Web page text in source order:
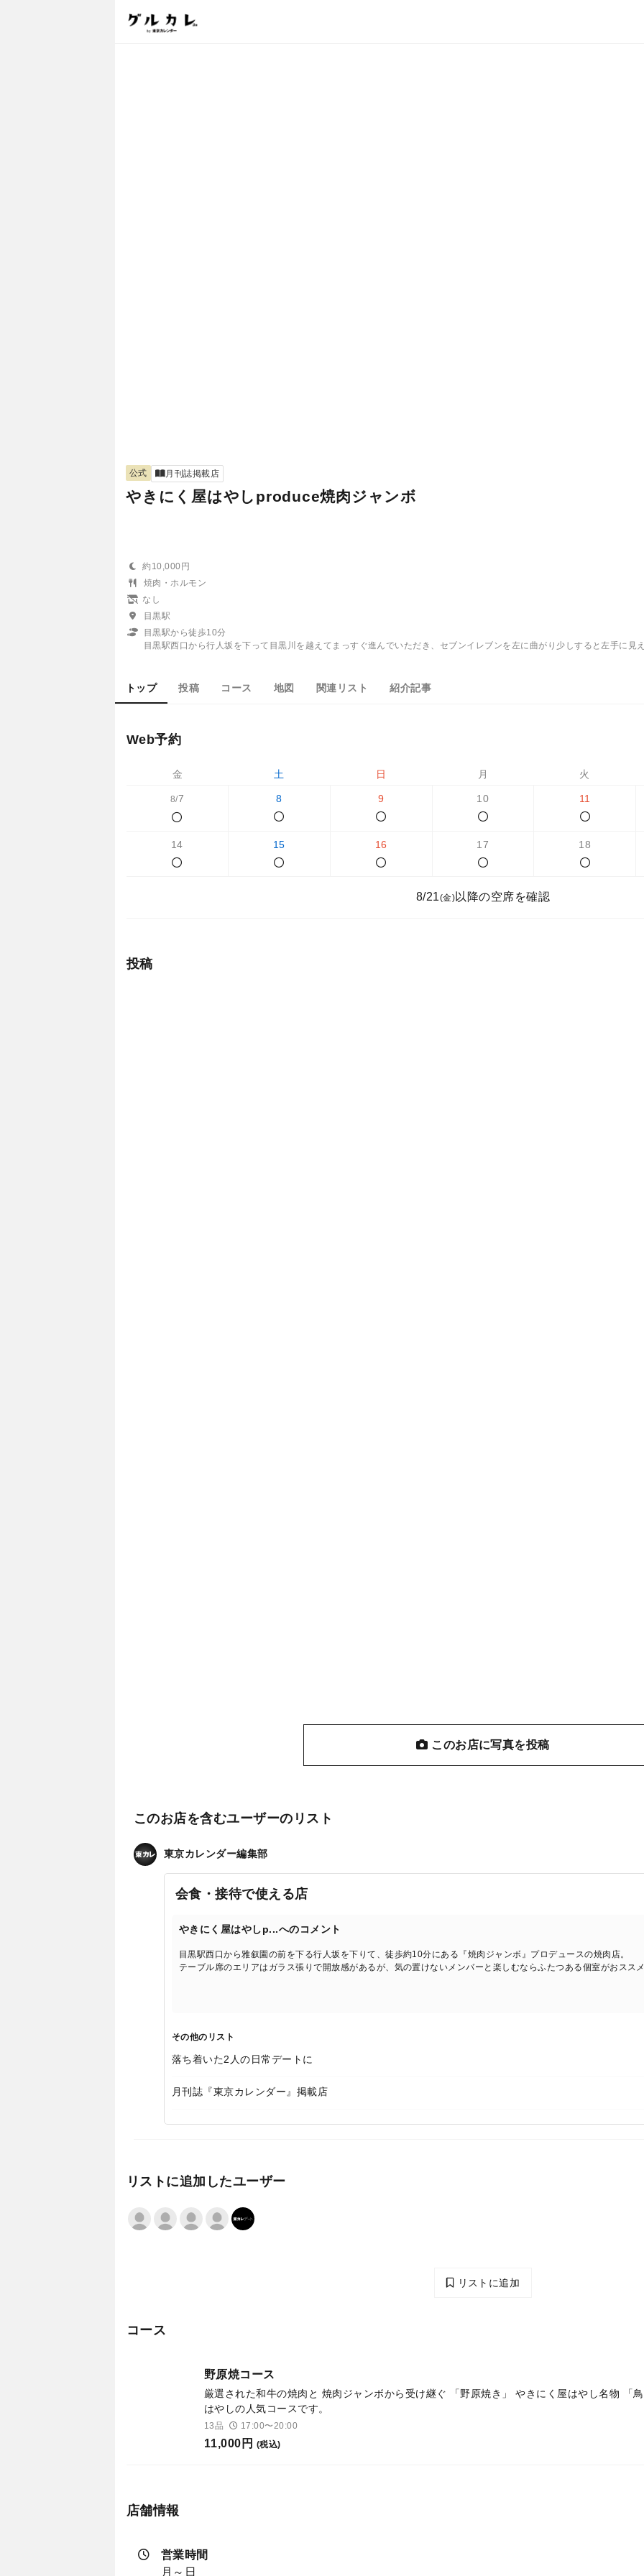
公式 月刊誌掲載店
やきにく屋はやしproduce焼肉ジャンボ
約10,000円
焼肉・ホルモン
なし
目黒駅
目黒駅から徒歩10分
目黒駅西口から行人坂を下って目黒川を越えてまっすぐ進んでいただき、セブンイレブンを左に曲がり少しすると左手に見
トップ 投稿 コース 地図 関連リスト 紹介記事
Web予約
金 土 日 月 火
8/7 8 9 10 11
14 15 16 17 18
8/21(金) 以降の空席を確認
投稿
このお店に写真を投稿
このお店を含むユーザーのリスト
東京カレンダー編集部
会食・接待で使える店
やきにく屋はやしp...へのコメント
目黒駅西口から雅叙園の前を下る行人坂を下りて、徒歩約10分にある『焼肉ジャンボ』プロデュースの焼肉店。
テーブル席のエリアはガラス張りで開放感があるが、気の置けないメンバーと楽しむならふたつある個室がおスス
その他のリスト
落ち着いた2人の日常デートに
月刊誌『東京カレンダー』掲載店
リストに追加したユーザー
リストに追加
コース
野原焼コース
厳選された和牛の焼肉と 焼肉ジャンボから受け継ぐ 「野原焼き」 やきにく屋はやし名物 「
はやしの人気コースです。
13品 17:00〜20:00
11,000円 (税込)
店舗情報
営業時間
月～日